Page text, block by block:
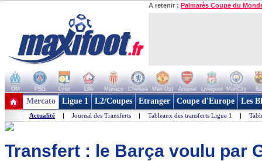
A retenir : Palmarès Coupe du
OM PSG Lyon Lille Monaco Chelsea Man Utd Arsenal Liverpool ManCity
+ de clubs
Mercato Ligue 1 L2/Coupes Etranger Coupe d'Europe Les
Actualité | Journal des Transferts | Tableaux des transferts Ligue 1 |
Transfert : le Barça voulu par